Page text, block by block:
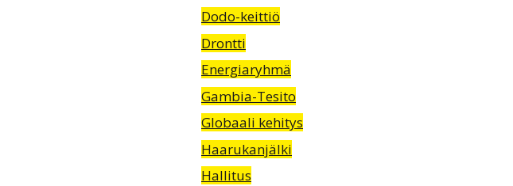
Dodo-keittiö
Drontti
Energiaryhmä
Gambia-Tesito
Globaali kehitys
Haarukanjälki
Hallitus